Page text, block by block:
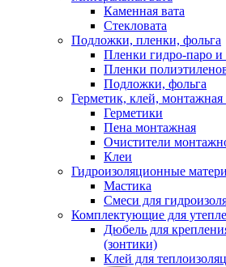
Каменная вата
Стекловата
Подложки, пленки, фольга
Пленки гидро-паро и
Пленки
Подложки, фольга
Герметик, клей, монтажная
Герметики
Пена монтажная
Очистители
Клеи
Гидроизоляционные
Мастика
Смеси для
Комплектующие для
Дюбель для
(зонтики)
Клей для